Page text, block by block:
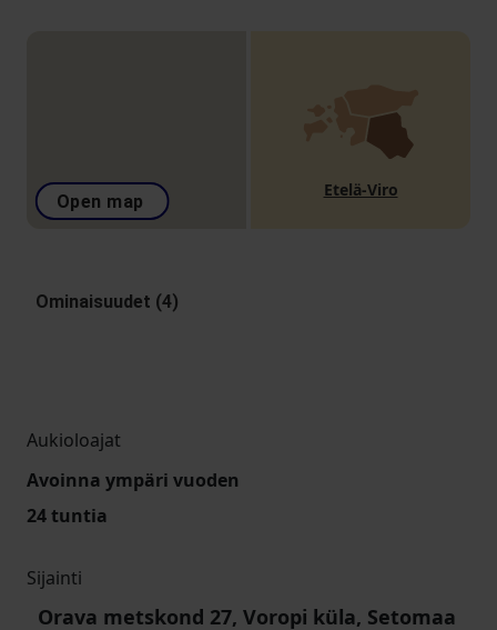
Open map
Etelä-Viro
Ominaisuudet (4)
Aukioloajat
Avoinna ympäri vuoden
24 tuntia
Sijainti
Orava metskond 27, Voropi küla, Setomaa